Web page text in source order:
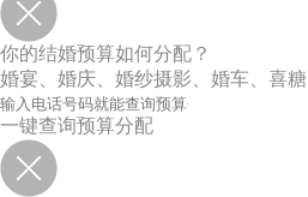
你的结婚预算如何分配？
婚宴、婚庆、婚纱摄影、婚车、喜糖
一键查询预算分配